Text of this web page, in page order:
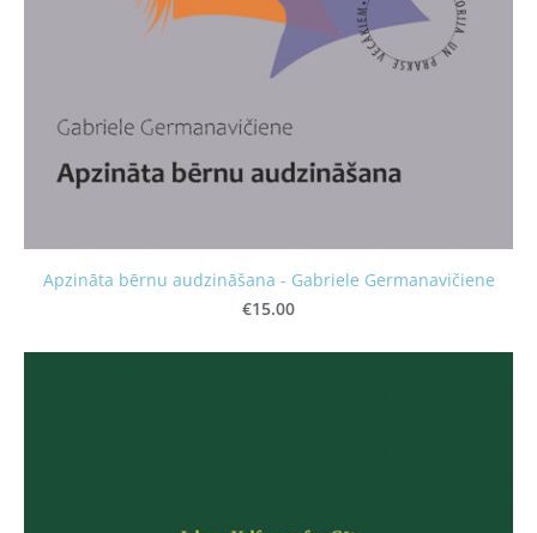
Apzināta bērnu audzināšana - Gabriele Germanavičiene
€15.00